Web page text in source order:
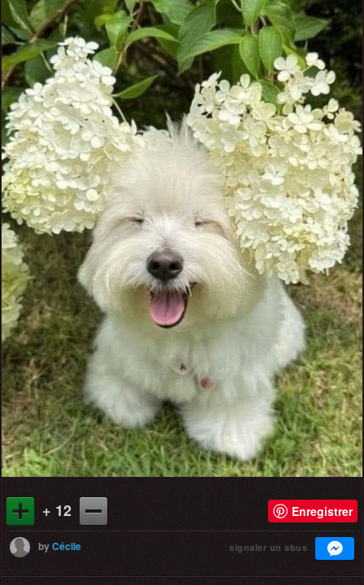
+ 12 Enregistrer
byCécile signaler un abus